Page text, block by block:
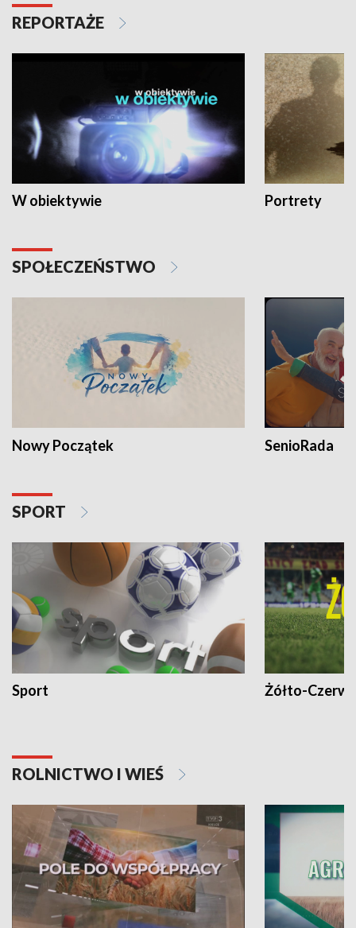
REPORTAŻE
W obiektywie Portrety
SPOŁECZEŃSTWO
Nowy Początek SenioRada
SPORT
Sport Żółto-
ROLNICTWO I WIEŚ